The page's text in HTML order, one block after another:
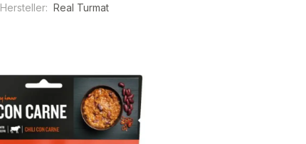
Hersteller: Real Turmat